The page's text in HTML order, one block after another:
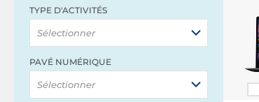
TYPE D'ACTIVITÉS
Sélectionner
PAVÉ NUMÉRIQUE
Sélectionner